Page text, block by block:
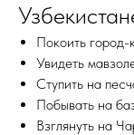
Покоить город-
Увидеть
Ступить на
Побывать на
Взглянуть на